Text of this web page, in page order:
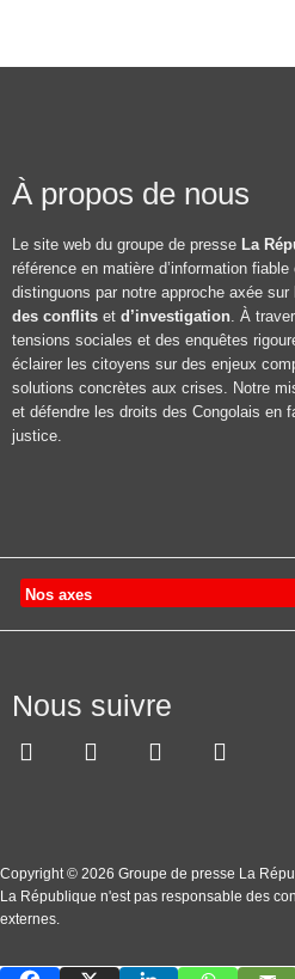
À propos de nous
Le site web du groupe de presse La
référence en matière d’information
distinguons par notre approche axée sur
des conflits et d’investigation. À
tensions sociales et des enquêtes
éclairer les citoyens sur des enjeux
solutions concrètes aux crises. Notre
et défendre les droits des Congolais en
justice.
Nos axes
Nous suivre
Copyright © 2026 Groupe de presse La
La République n'est pas responsable des
externes.